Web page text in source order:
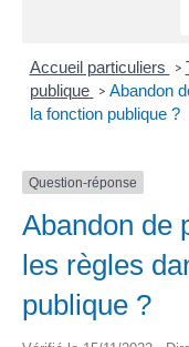
Accueil particuliers >
publique > Abandon
la fonction publique ?
Question-réponse
Abandon de
les règles
publique ?